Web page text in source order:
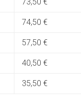
74,50 €
57,50 €
40,50 €
35,50 €